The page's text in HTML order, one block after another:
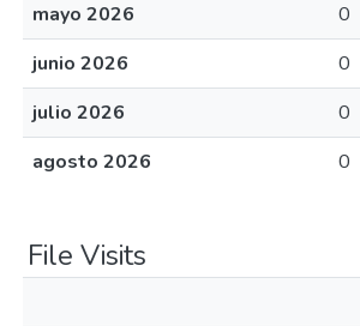
mayo 2026
0
junio 2026
0
julio 2026
0
agosto 2026
0
File Visits